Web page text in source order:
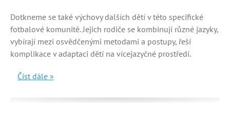
Dotkneme se také výchovy dalších dětí v této specifické
fotbalové komunitě. Jejich rodiče se kombinují různé jazyky,
vybírají mezi osvědčenými metodami a postupy, řeší
komplikace v adaptaci dětí na vícejazyčné prostředí.
Číst dále »